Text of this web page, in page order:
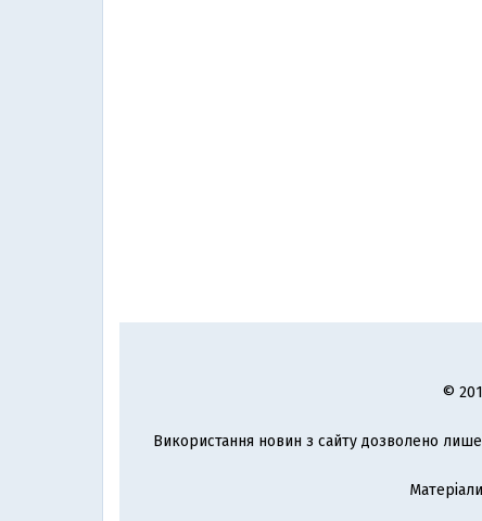
©
Використання новин з сайту дозволено